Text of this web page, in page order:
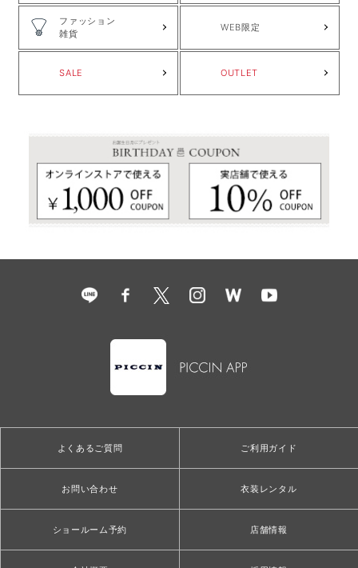
ファッション
雑貨
WEB限定
SALE OUTLET
よくあるご質問 ご利用ガイド
お問い合わせ 衣装レンタル
ショールーム予約 店舗情報